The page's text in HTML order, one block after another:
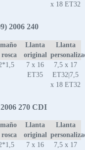
x 18 ET32
2006 240
rosca
Llanta
original
Llanta
7 x 16
ET35
7,5 x 17
ET32|7,5
x 18 ET32
270 CDI
rosca
Llanta
original
Llanta
7 x 16
7,5 x 17